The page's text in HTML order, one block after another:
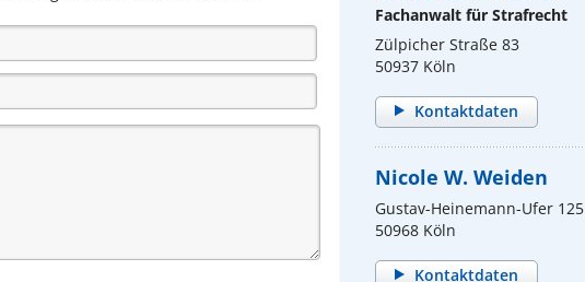
Fachanwalt für Strafrecht
Zülpicher Straße 83
50937 Köln
Kontaktdaten
Nicole W. Weiden
Gustav-Heinemann-Ufer 125
50968 Köln
Kontaktdaten